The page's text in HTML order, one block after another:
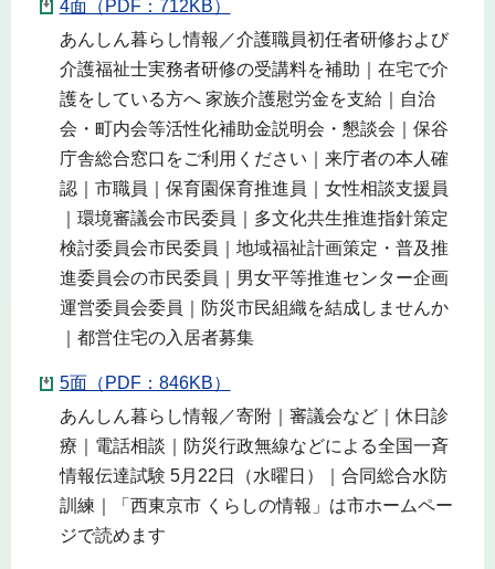
4面（PDF：712KB）
あんしん暮らし情報／介護職員初任者研修および
介護福祉士実務者研修の受講料を補助｜在宅で介
護をしている方へ 家族介護慰労金を支給｜自治
会・町内会等活性化補助金説明会・懇談会｜保谷
庁舎総合窓口をご利用ください｜来庁者の本人確
認｜市職員｜保育園保育推進員｜女性相談支援員
｜環境審議会市民委員｜多文化共生推進指針策定
検討委員会市民委員｜地域福祉計画策定・普及推
進委員会の市民委員｜男女平等推進センター企画
運営委員会委員｜防災市民組織を結成しませんか
｜都営住宅の入居者募集
5面（PDF：846KB）
あんしん暮らし情報／寄附｜審議会など｜休日診
療｜電話相談｜防災行政無線などによる全国一斉
情報伝達試験 5月22日（水曜日）｜合同総合水防
訓練｜「西東京市 くらしの情報」は市ホームペー
ジで読めます